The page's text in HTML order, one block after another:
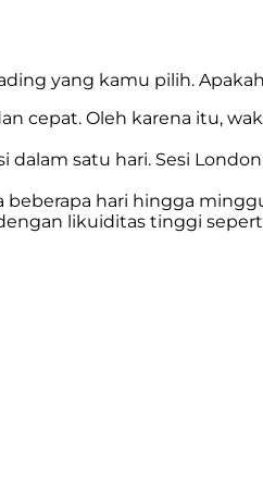
yang kamu pilih.
cepat. Oleh karena itu,
satu hari. Sesi
beberapa hari hingga
likuiditas tinggi seperti